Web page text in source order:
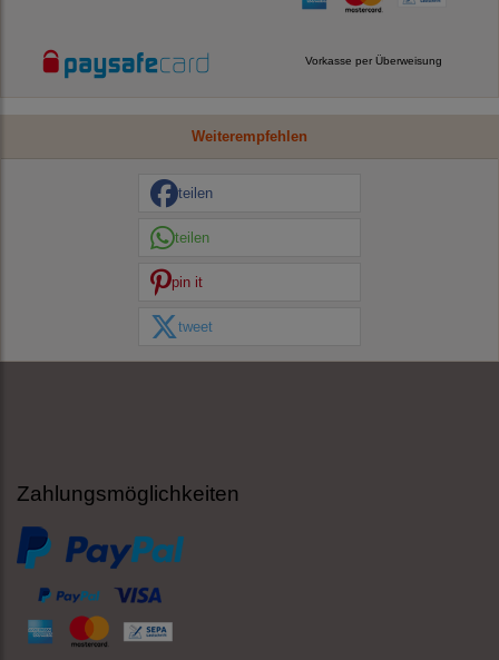
Vorkasse per Überweisung
Weiterempfehlen
teilen
teilen
pin it
tweet
Zahlungsmöglichkeiten